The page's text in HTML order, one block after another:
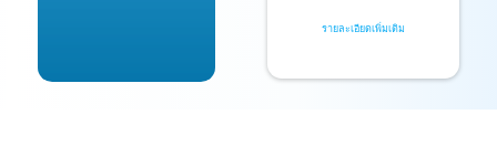
รายละเอียดเพิ่มเติม